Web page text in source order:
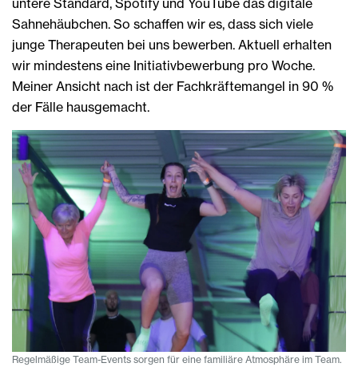
untere Standard, Spotify und YouTube das digitale
Sahnehäubchen. So schaffen wir es, dass sich viele
junge Therapeuten bei uns bewerben. Aktuell erhalten
wir mindestens eine Initiativbewerbung pro Woche.
Meiner Ansicht nach ist der Fachkräftemangel in 90 %
der Fälle hausgemacht.
Regelmäßige Team-Events sorgen für eine familiäre Atmosphäre im Team.